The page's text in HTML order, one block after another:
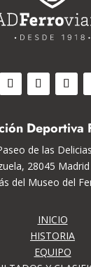
Deportiva
de las
28045
del Museo del
INICIO
HISTORIA
EQUIPO